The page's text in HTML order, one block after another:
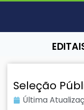
Seleção
Última